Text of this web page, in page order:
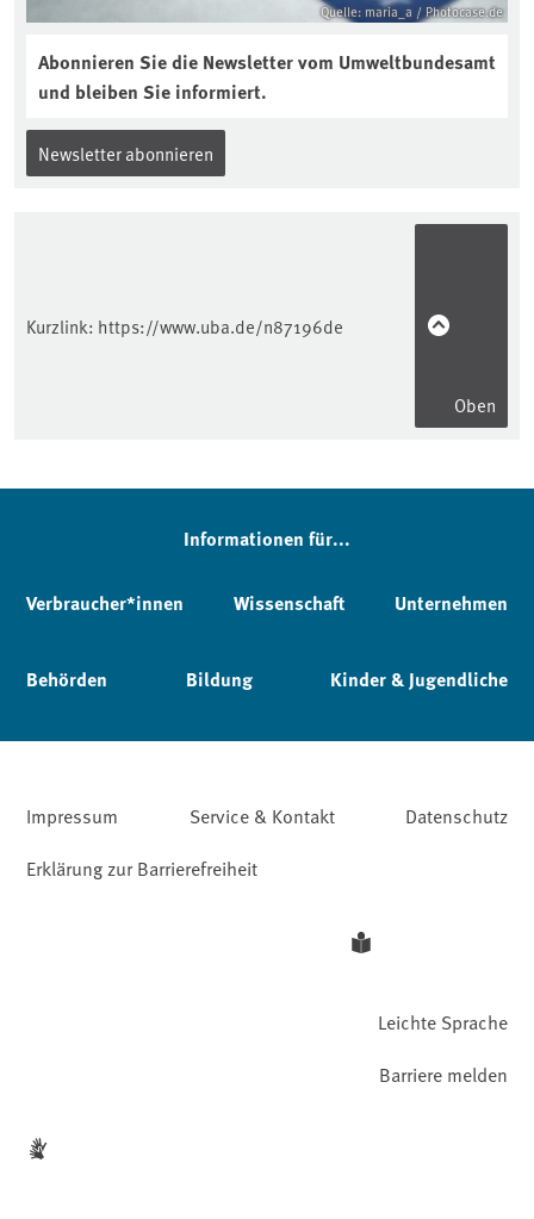
Quelle: maria_a / Photocase.de
Abonnieren Sie die Newsletter vom Umweltbundesamt
und bleiben Sie informiert.
Newsletter abonnieren
Kurzlink: https://www.uba.de/n87196de
Oben
Informationen für...
Verbraucher*innen Wissenschaft Unternehmen
Behörden Bildung Kinder & Jugendliche
Impressum Service & Kontakt
Datenschutz
Erklärung zur Barrierefreiheit
Leichte Sprache
Barriere melden